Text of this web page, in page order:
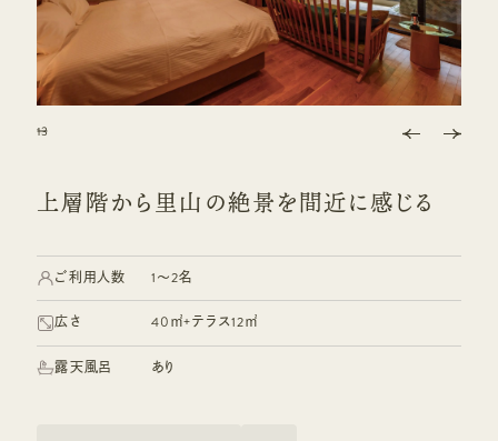
上層階から里山の絶景を間近に感じる
ご利用人数 1～2名
広さ 40㎡+テラス12㎡
露天風呂 あり
13
23
33